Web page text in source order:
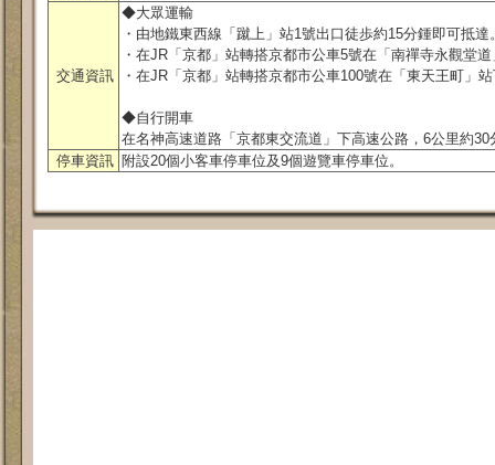
交通資訊
◆大眾運輸
・由地鐵東西線「蹴上」站1號出口徒歩約15分鍾即可抵達
・在JR「京都」站轉搭京都市公車5號在「南禪寺永觀堂
・在JR「京都」站轉搭京都市公車100號在「東天王町」
◆自行開車
在名神高速道路「京都東交流道」下高速公路，6公里約30
停車資訊 附設20個小客車停車位及9個遊覽車停車位。